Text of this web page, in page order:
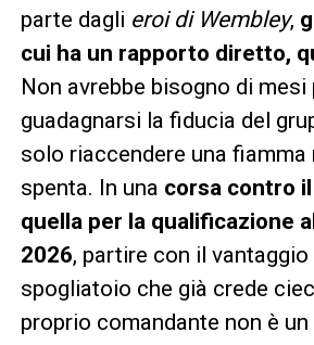
parte dagli eroi di Wembley,
cui ha un rapporto diretto,
Non avrebbe bisogno di mesi
guadagnarsi la fiducia del
solo riaccendere una
spenta. In una corsa contro
quella per la qualificazione
2026, partire con il vantaggio
spogliatoio che già crede
proprio comandante non è